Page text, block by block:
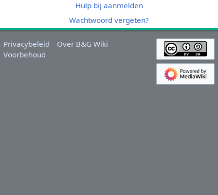
Hulp bij aanmelden
Wachtwoord vergeten?
Privacybeleid
Over B&G Wiki
Voorbehoud